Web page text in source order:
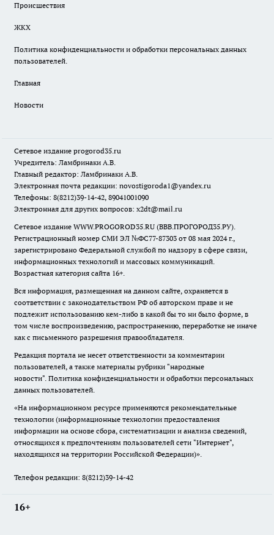
Происшествия
ЖКХ
Политика конфиденциальности и обработки персональных данных
пользователей.
Главная
Новости
Сетевое издание progorod35.ru
Учредитель: Ламбринаки А.В.
Главный редактор: Ламбринаки А.В.
Электронная почта редакции: novostigoroda1@yandex.ru
Телефоны: 8(8212)39-14-42, 89041001090
Электронная для других вопросов: x2dt@mail.ru
Сетевое издание WWW.PROGOROD35.RU (ВВВ.ПРОГОРОД35.РУ).
Регистрационный номер СМИ ЭЛ №ФС77-87303 от 08 мая 2024 г.,
зарегистрировано Федеральной службой по надзору в сфере связи,
информационных технологий и массовых коммуникаций.
Возрастная категория сайта 16+.
Вся информация, размещенная на данном сайте, охраняется в
соответствии с законодательством РФ об авторском праве и не
подлежит использованию кем-либо в какой бы то ни было форме, в
том числе воспроизведению, распространению, переработке не иначе
как с письменного разрешения правообладателя.
Редакция портала не несет ответственности за комментарии
пользователей, а также материалы рубрики "народные
новости". Политика конфиденциальности и обработки персональных
данных пользователей.
«На информационном ресурсе применяются рекомендательные
технологии (информационные технологии предоставления
информации на основе сбора, систематизации и анализа сведений,
относящихся к предпочтениям пользователей сети "Интернет",
находящихся на территории Российской Федерации)».
Телефон редакции: 8(8212)39-14-42
16+